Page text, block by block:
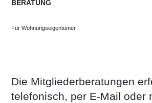
BERATUNG
Für Wohnungseigentümer
Die Mitgliederberatungen
telefonisch, per E-Mail oder